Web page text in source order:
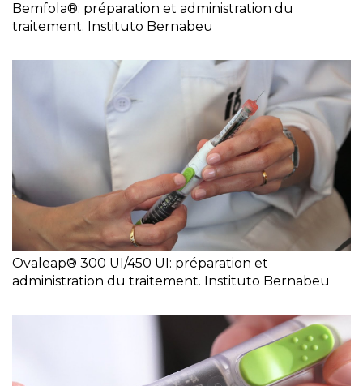
Bemfola®: préparation et administration du
traitement. Instituto Bernabeu
Ovaleap® 300 UI/450 UI: préparation et
administration du traitement. Instituto Bernabeu